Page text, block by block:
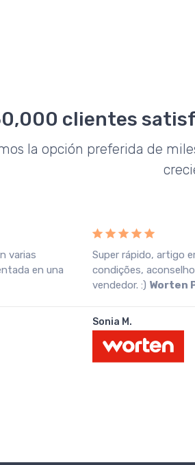
clientes
la opción preferida de
varias
en una
Super rápido, artigo
condições,
vendedor. :) Worten
Sonia M.